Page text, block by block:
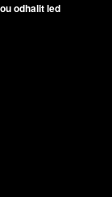
odhalit led